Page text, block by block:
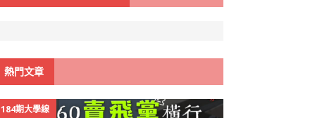
熱門文章
184期大學線